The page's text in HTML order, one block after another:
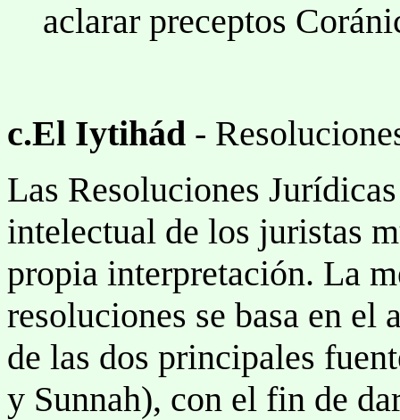
aclarar preceptos
c.El Iytihád -
Las Resoluciones
intelectual de los juristas
propia interpretación. La
resoluciones se basa en
de las dos principales
y Sunnah), con el fin de